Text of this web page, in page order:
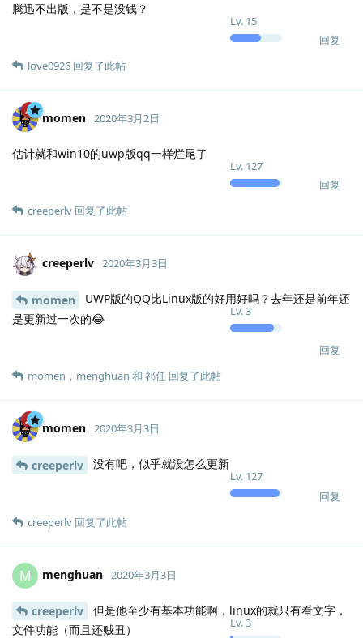
Lv. 15
腾迅不出版，是不是没钱？
回复
love0926 回复了此帖
momen
Lv. 127
2020年3月2日
估计就和win10的uwp版qq一样烂尾了
回复
creeperlv 回复了此帖
creeperlv
Lv.3
2020年3月3日
momen
UWP版的QQ比Linux版的好用好吗？去年还是前年还
是更新过一次的😂
回复
momen ， menghuan 和 祁任 回复了此帖
momen
Lv. 127
2020年3月3日
creeperlv 没有吧，似乎就没怎么更新
回复
creeperlv 回复了此帖
M menghuan
Lv.3
2020年3月3日
creeperlv
但是他至少有基本功能啊，linux的就只有看文字，
文件功能（而且还贼丑）